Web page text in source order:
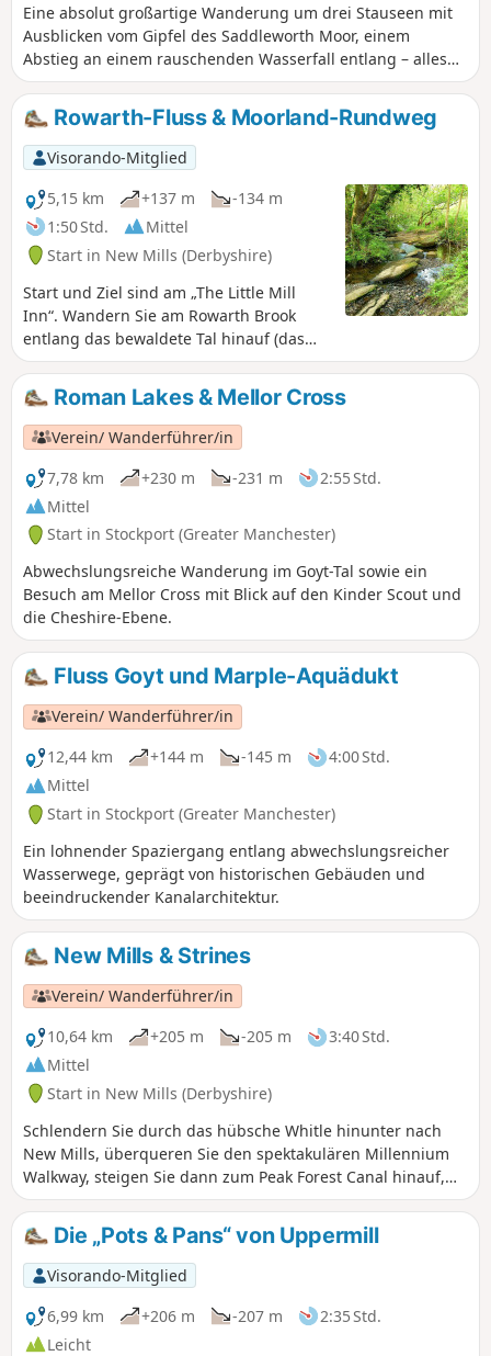
Eine absolut großartige Wanderung um drei Stauseen mit
Ausblicken vom Gipfel des Saddleworth Moor, einem
Abstieg an einem rauschenden Wasserfall entlang – alles
absolut atemberaubend.
Rowarth-Fluss & Moorland-Rundweg
Visorando-Mitglied
5,15 km
+137 m
-134 m
1:50 Std.
Mittel
Start in New Mills (Derbyshire)
Start und Ziel sind am „The Little Mill
Inn“. Wandern Sie am Rowarth Brook
entlang das bewaldete Tal hinauf (das
von den Einheimischen als „Little
Switzerland“ bezeichnet wird) und gehen
Sie dann bergauf zu den Mooren
oberhalb von Rowarth, um
atemberaubende Ausblicke auf den Peak
District, den Kinder Scout und die
Cheshire-Ebene zu genießen.
Roman Lakes & Mellor Cross
Verein/ Wanderführer/in
7,78 km
+230 m -231 m
2:55 Std.
Mittel
Start in Stockport (Greater Manchester)
Abwechslungsreiche Wanderung im Goyt-Tal sowie ein
Besuch am Mellor Cross mit Blick auf den Kinder Scout und
die Cheshire-Ebene.
Fluss Goyt und Marple-Aquädukt
Verein/ Wanderführer/in
12,44 km
+144 m -145 m
4:00 Std.
Mittel
Start in Stockport (Greater Manchester)
Ein lohnender Spaziergang entlang abwechslungsreicher
Wasserwege, geprägt von historischen Gebäuden und
beeindruckender Kanalarchitektur.
New Mills & Strines
Verein/ Wanderführer/in
10,64 km
+205 m -205 m
3:40 Std.
Mittel
Start in New Mills (Derbyshire)
Schlendern Sie durch das hübsche Whitle hinunter nach
New Mills, überqueren Sie den spektakulären Millennium
Walkway, steigen Sie dann zum Peak Forest Canal hinauf,
bevor Sie hinabsteigen, um den Goyt zu überqueren, und
dann über Brook Bottom, ein weiteres reizvolles Dörfchen,
wieder zum Pack Horse hinaufsteigen.
Die „Pots & Pans“ von Uppermill
Visorando-Mitglied
6,99 km
+206 m -207 m
2:35 Std.
Leicht